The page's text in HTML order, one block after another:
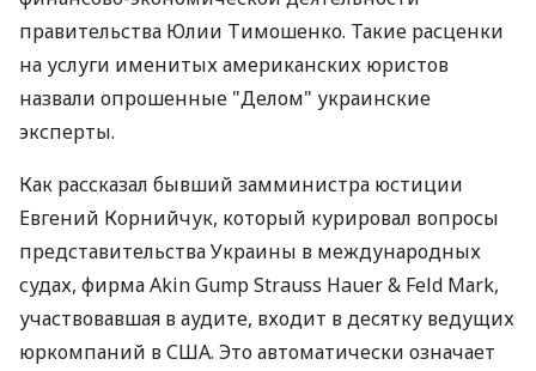
правительства Юлии Тимошенко. Такие расценки
на услуги именитых американских юристов
назвали опрошенные "Делом" украинские
эксперты.
Как рассказал бывший замминистра юстиции
Евгений Корнийчук, который курировал вопросы
представительства Украины в международных
судах, фирма Akin Gump Strauss Hauer & Feld Маrk,
участвовавшая в аудите, входит в десятку ведущих
юркомпаний в США. Это автоматически означает